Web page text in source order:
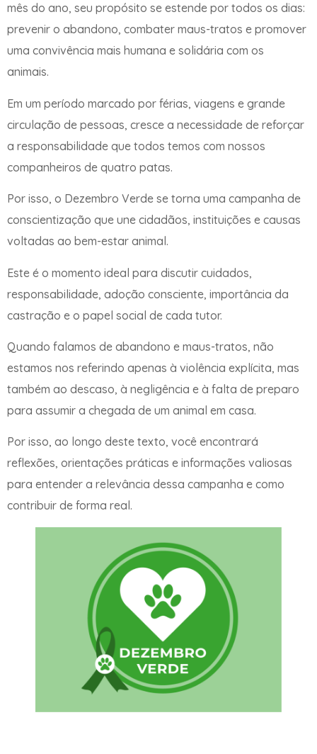
mês do ano, seu propósito se estende por todos os dias:
prevenir o abandono, combater maus-tratos e promover
uma convivência mais humana e solidária com os
animais.
Em um período marcado por férias, viagens e grande
circulação de pessoas, cresce a necessidade de reforçar
a responsabilidade que todos temos com nossos
companheiros de quatro patas.
Por isso, o Dezembro Verde se torna uma campanha de
conscientização que une cidadãos, instituições e causas
voltadas ao bem-estar animal.
Este é o momento ideal para discutir cuidados,
responsabilidade, adoção consciente, importância da
castração e o papel social de cada tutor.
Quando falamos de abandono e maus-tratos, não
estamos nos referindo apenas à violência explícita, mas
também ao descaso, à negligência e à falta de preparo
para assumir a chegada de um animal em casa.
Por isso, ao longo deste texto, você encontrará
reflexões, orientações práticas e informações valiosas
para entender a relevância dessa campanha e como
contribuir de forma real.